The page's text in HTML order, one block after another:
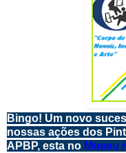
Bingo! Um novo
nossas ações dos
APBP, esta no Museu